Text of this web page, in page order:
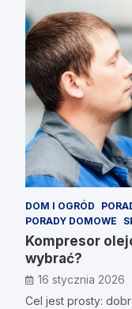
DOM I OGRÓD
PORADY DOMOWE
Kompresor
wybrać?
16 stycznia 2026
Cel jest prosty: